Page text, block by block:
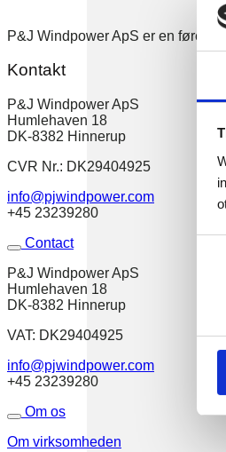
P&J Windpower ApS er en
Kontakt
P&J Windpower ApS
Humlehaven 18
DK-8382 Hinnerup
CVR Nr.: DK29404925
info@pjwindpower.com
+45 23239280
Contact
P&J Windpower ApS
Humlehaven 18
DK-8382 Hinnerup
VAT: DK29404925
info@pjwindpower.com
+45 23239280
Om os
Om virksomheden